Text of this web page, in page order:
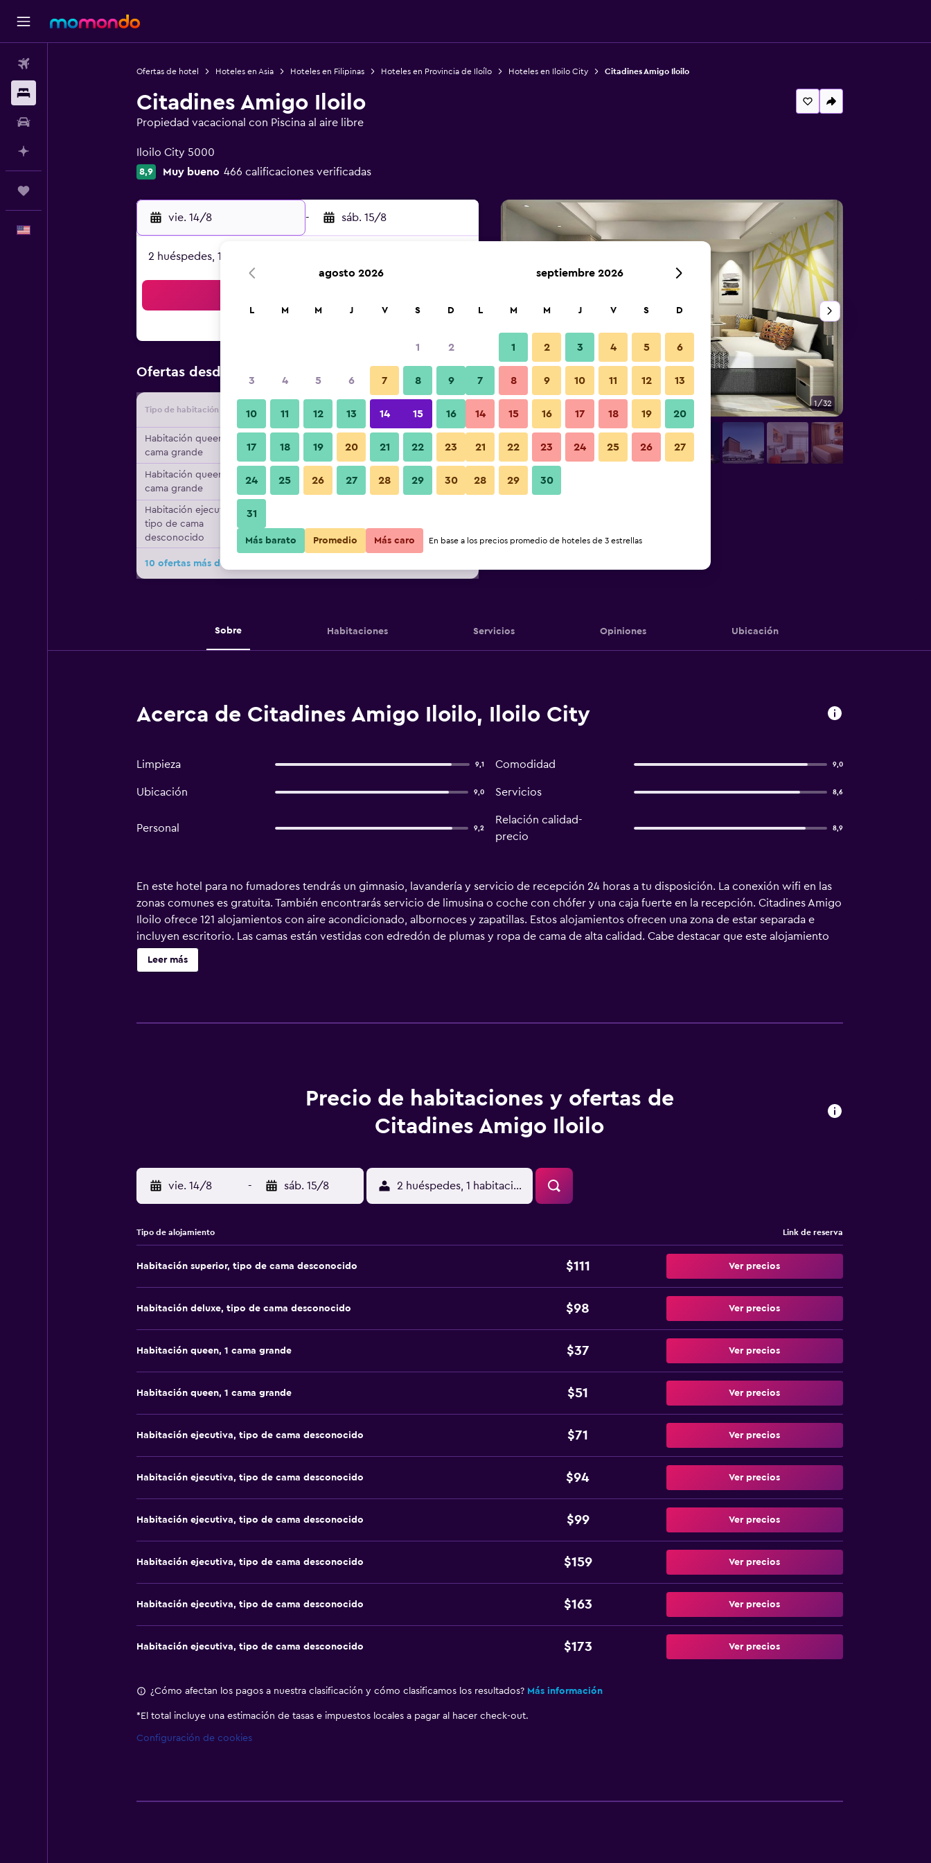
Ofertas de hotel Hoteles en Asia Hoteles en Filipinas Hoteles en Provincia de Iloílo Hoteles en Iloilo City Citadines Amigo Iloilo
Citadines Amigo Iloilo
Propiedad vacacional con Piscina al aire libre
Iloilo City 5000
8,9 Muy bueno 466 calificaciones verificadas
vie. 14/8 - sáb. 15/8
2 huéspedes, 1 habitación
Ofertas desde Oferta más barata de precio por noche
Tipo de habitación Proveedor Total noche
Habitación queen, 1
cama grande
$37 Ver oferta
Habitación queen, 1
cama grande
$51 Ver oferta
Habitación ejecutiva,
tipo de cama
desconocido
10 ofertas más de Citadines Amigo Iloilo
Habitación 1/32
Fotos
Sobre Habitaciones Servicios Opiniones Ubicación
Acerca de Citadines Amigo Iloilo, Iloilo City
Limpieza 9,1 Comodidad 9,0
Ubicación 9,0 Servicios 8,6
Personal 9,2
Relación calidad-
precio
8,9
En este hotel para no fumadores tendrás un gimnasio, lavandería y servicio de recepción 24 horas a tu disposición. La conexión wifi en las
zonas comunes es gratuita. También encontrarás servicio de limusina o coche con chófer y una caja fuerte en la recepción. Citadines Amigo
Iloilo ofrece 121 alojamientos con aire acondicionado, albornoces y zapatillas. Estos alojamientos ofrecen una zona de estar separada e
incluyen escritorio. Las camas están vestidas con edredón de plumas y ropa de cama de alta calidad. Cabe destacar que este alojamiento
permite a sus clientes elegir el tipo de almohada. Se ofrece una televisión de pantalla plana en todas las habitaciones. Se ofrece microondas
y cafetera y tetera. Los baños están equipados con bañera y ducha independientes, bidé, artículos de higiene personal gratuitos y secador
Leer más
Precio de habitaciones y ofertas de
Citadines Amigo Iloilo
vie. 14/8 - sáb. 15/8 2 huéspedes, 1 habitación
Tipo de alojamiento Link de reserva
Habitación superior, tipo de cama desconocido $111 Ver precios
Habitación deluxe, tipo de cama desconocido $98 Ver precios
Habitación queen, 1 cama grande $37 Ver precios
Habitación queen, 1 cama grande $51 Ver precios
Habitación ejecutiva, tipo de cama desconocido $71 Ver precios
Habitación ejecutiva, tipo de cama desconocido $94 Ver precios
Habitación ejecutiva, tipo de cama desconocido $99 Ver precios
Habitación ejecutiva, tipo de cama desconocido $159 Ver precios
Habitación ejecutiva, tipo de cama desconocido $163 Ver precios
Habitación ejecutiva, tipo de cama desconocido $173 Ver precios
¿Cómo afectan los pagos a nuestra clasificación y cómo clasificamos los resultados? Más información
* El total incluye una estimación de tasas e impuestos locales a pagar al hacer check-out.
Configuración de cookies
agosto 2026
L M M J V S D
1 2
3 4 5 6 7 8 9
10 11 12 13 14 15 16
17 18 19 20 21 22 23
24 25 26 27 28 29 30
31
septiembre 2026
L M M J V S D
1 2 3 4 5 6
7 8 9 10 11 12 13
14 15 16 17 18 19 20
21 22 23 24 25 26 27
28 29 30
Más barato Promedio Más caro En base a los precios promedio de hoteles de 3 estrellas